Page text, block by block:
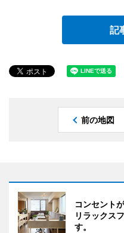
記
前の地図
コンセント
リラックス
す。